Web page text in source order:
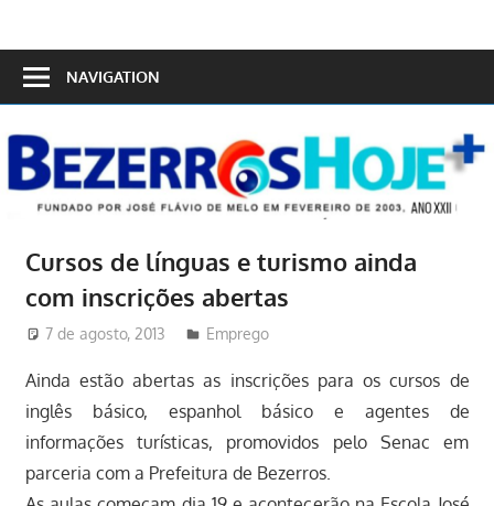
content
Bezerros
Hoje
NAVIGATION
Cursos de línguas e turismo ainda
7 de agosto, 2013 Redator
Emprego
Ainda estão abertas as inscrições para os cursos de
inglês básico, espanhol básico e agentes de
informações turísticas, promovidos pelo Senac em
parceria com a Prefeitura de Bezerros.